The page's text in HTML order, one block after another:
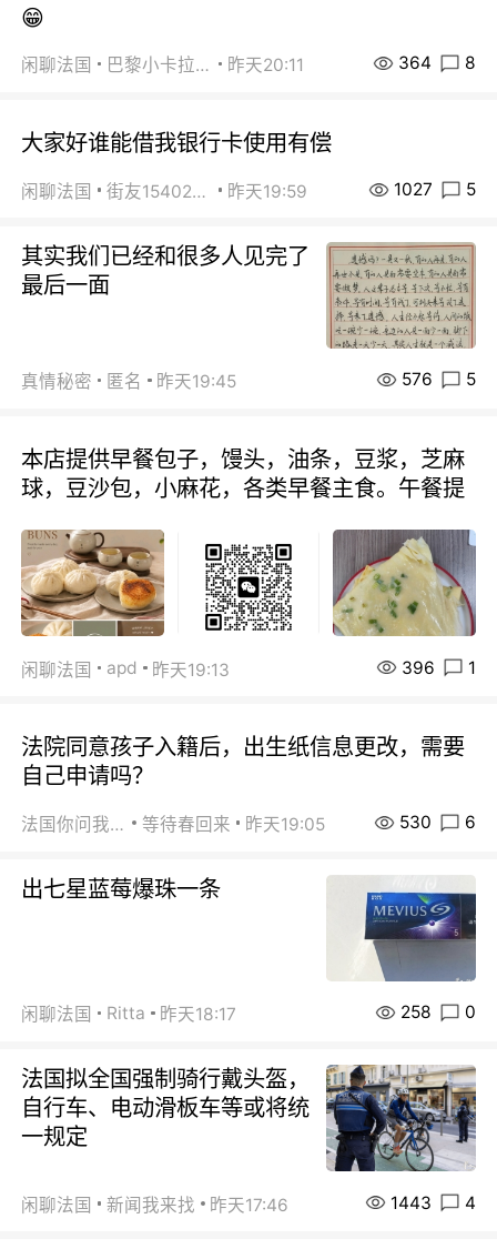
😁
闲聊法国 巴黎小卡拉咪 昨天20:11 364 8
大家好谁能借我银行卡使用有偿
闲聊法国 街友15402223 昨天19:59 1027 5
其实我们已经和很多人见完了
最后一面
真情秘密 匿名 昨天19:45 576 5
本店提供早餐包子，馒头，油条，豆浆，芝麻
球，豆沙包，小麻花，各类早餐主食。午餐提
闲聊法国 apd 昨天19:13 396 1
法院同意孩子入籍后，出生纸信息更改，需要
自己申请吗？
法国你问我答 等待春回来 昨天19:05 530 6
出七星蓝莓爆珠一条
闲聊法国 Ritta 昨天18:17 258 0
法国拟全国强制骑行戴头盔，
自行车、电动滑板车等或将统
一规定
闲聊法国 新闻我来找 昨天17:46 1443 4